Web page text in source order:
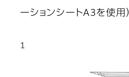
ーションシートA3を使用）
1